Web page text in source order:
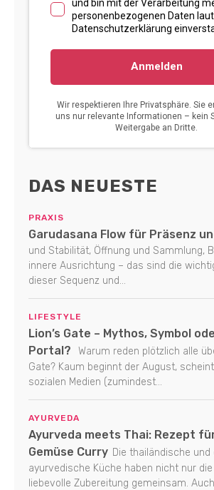
DAS NEUESTE
PRAXIS
Garudasana Flow für Präsenz
und Stabilität, Öffnung und Sammlung,
innere Ausrichtung – das sind die
dieser Sequenz und...
LIFESTYLE
Lion’s Gate – Mythos, Symbol
Portal?
Warum reden plötzlich alle
Gate? Kaum beginnt der August,
sozialen Medien (zumindest...
AYURVEDA
Ayurveda meets Thai: Rezept
Gemüse Curry Die thailändische und
ayurvedische Küche haben nicht nur
liebevolle Zubereitung gemeinsam.